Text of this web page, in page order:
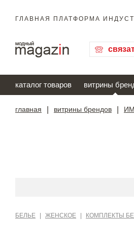
ГЛАВНАЯ ПЛАТФОРМА
каталог товаров витрины
главная витрины брендов
БЕЛЬЕ ЖЕНСКОЕ КОМПЛЕКТЫ